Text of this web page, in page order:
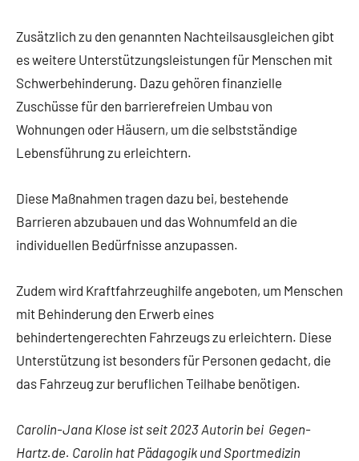
Zusätzlich zu den genannten Nachteilsausgleichen gibt
es weitere Unterstützungsleistungen für Menschen mit
Schwerbehinderung. Dazu gehören finanzielle
Zuschüsse für den barrierefreien Umbau von
Wohnungen oder Häusern, um die selbstständige
Lebensführung zu erleichtern.
Diese Maßnahmen tragen dazu bei, bestehende
Barrieren abzubauen und das Wohnumfeld an die
individuellen Bedürfnisse anzupassen.
Zudem wird Kraftfahrzeughilfe angeboten, um Menschen
mit Behinderung den Erwerb eines
behindertengerechten Fahrzeugs zu erleichtern. Diese
Unterstützung ist besonders für Personen gedacht, die
das Fahrzeug zur beruflichen Teilhabe benötigen.
Carolin-Jana Klose ist seit 2023 Autorin bei Gegen-
Hartz.de. Carolin hat Pädagogik und Sportmedizin